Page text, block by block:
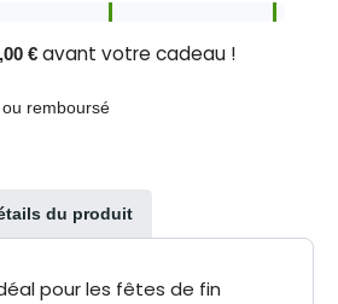
€ avant votre cadeau !
remboursé
du produit
pour les fêtes de fin